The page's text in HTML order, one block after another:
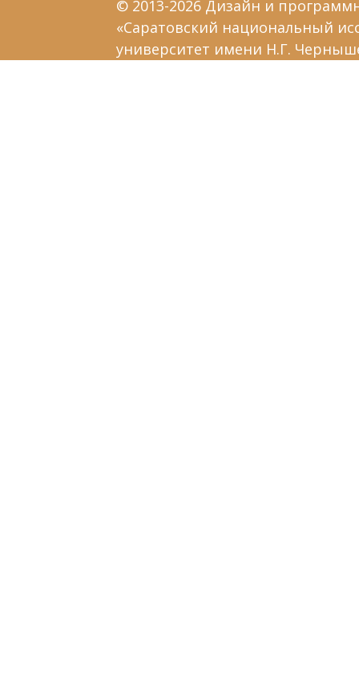
© 2013-2026 Дизайн и
«Саратовский национальный
университет имени Н.Г.